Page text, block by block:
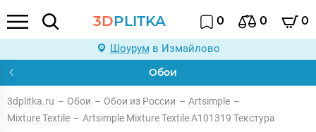
3DPLITKA 0 0 0
Шоурум в Измайлово
Обои
3dplitka.ru – Обои – Обои из России – Artsimple –
Mixture Textile – Artsimple Mixture Textile A101319 Текстура